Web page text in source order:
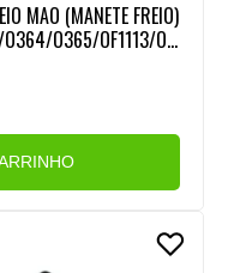
MAO (MANETE FREIO)
O365/OF1113/OF